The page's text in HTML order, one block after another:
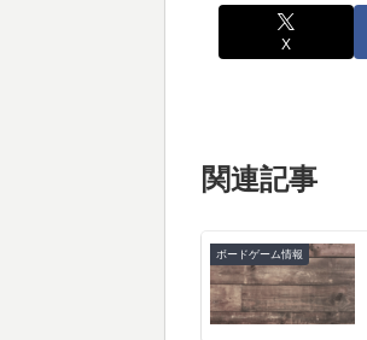
X
関連記事
ボードゲーム情報